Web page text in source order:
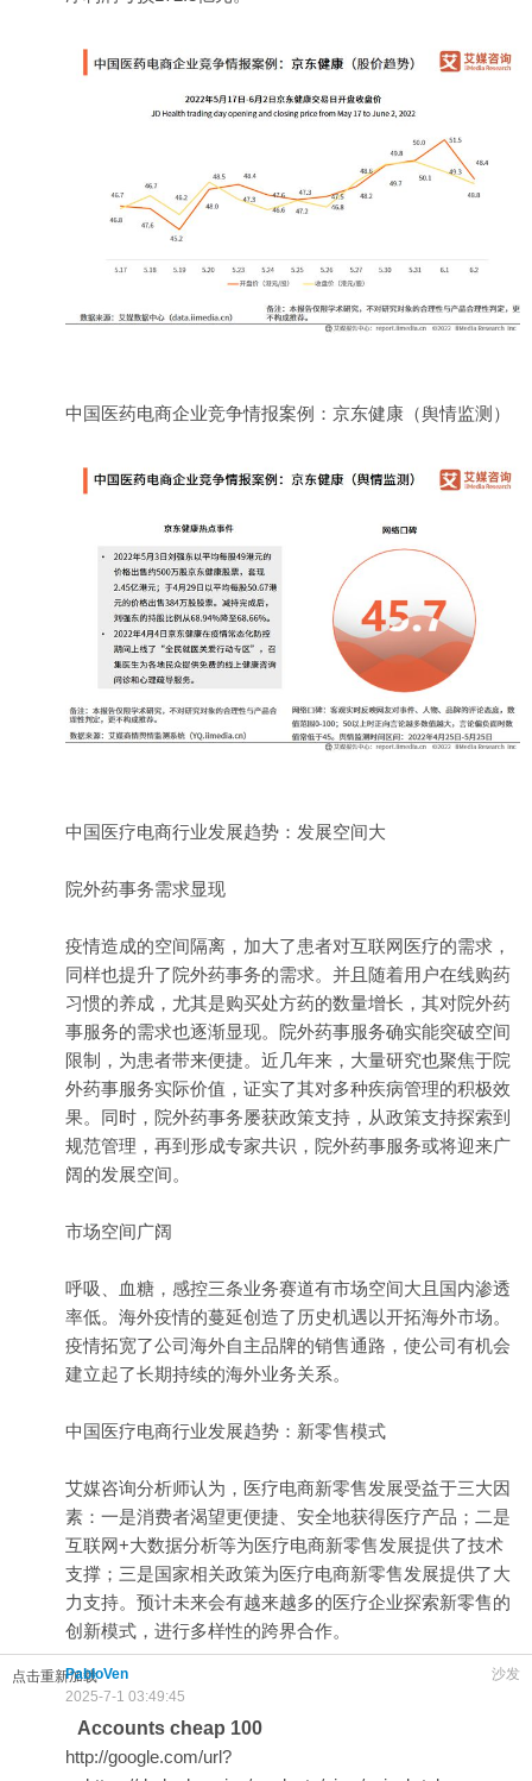
中国医药电商企业竞争情报案例：京东健康（舆情监测）
中国医疗电商行业发展趋势：发展空间大
院外药事务需求显现
疫情造成的空间隔离，加大了患者对互联网医疗的需求，
同样也提升了院外药事务的需求。并且随着用户在线购药
习惯的养成，尤其是购买处方药的数量增长，其对院外药
事服务的需求也逐渐显现。院外药事服务确实能突破空间
限制，为患者带来便捷。近几年来，大量研究也聚焦于院
外药事服务实际价值，证实了其对多种疾病管理的积极效
果。同时，院外药事务屡获政策支持，从政策支持探索到
规范管理，再到形成专家共识，院外药事服务或将迎来广
阔的发展空间。
市场空间广阔
呼吸、血糖，感控三条业务赛道有市场空间大且国内渗透
率低。海外疫情的蔓延创造了历史机遇以开拓海外市场。
疫情拓宽了公司海外自主品牌的销售通路，使公司有机会
建立起了长期持续的海外业务关系。
中国医疗电商行业发展趋势：新零售模式
艾媒咨询分析师认为，医疗电商新零售发展受益于三大因
素：一是消费者渴望更便捷、安全地获得医疗产品；二是
互联网+大数据分析等为医疗电商新零售发展提供了技术
支撑；三是国家相关政策为医疗电商新零售发展提供了大
力支持。预计未来会有越来越多的医疗企业探索新零售的
创新模式，进行多样性的跨界合作。
点击重新加载 沙发
PabloVen
2025-7-1 03:49:45
Accounts cheap 100
http://google.com/url?